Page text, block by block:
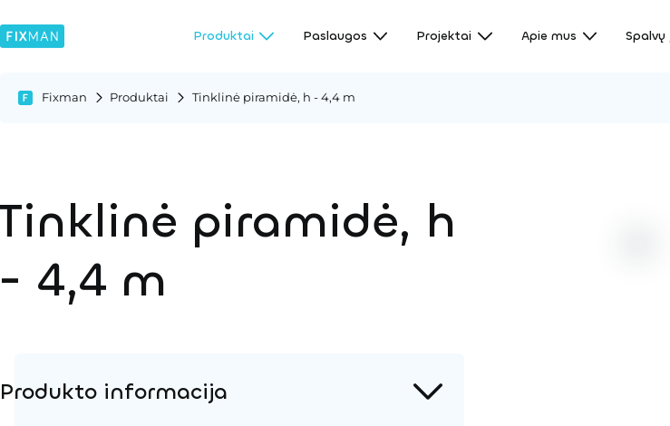
Produktai Paslaugos Projektai Apie mus Spalvų
Fixman Produktai Tinklinė piramidė, h - 4,4 m
piramidė, h
4,4 m
Produkto informacija